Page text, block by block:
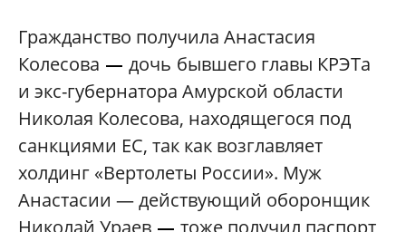
Гражданство получила Анастасия
Колесова — дочь бывшего главы КРЭТа
и экс-губернатора Амурской области
Николая Колесова, находящегося под
санкциями ЕС, так как возглавляет
холдинг «Вертолеты России». Муж
Анастасии — действующий оборонщик
Николай Ураев
тоже получил паспорт